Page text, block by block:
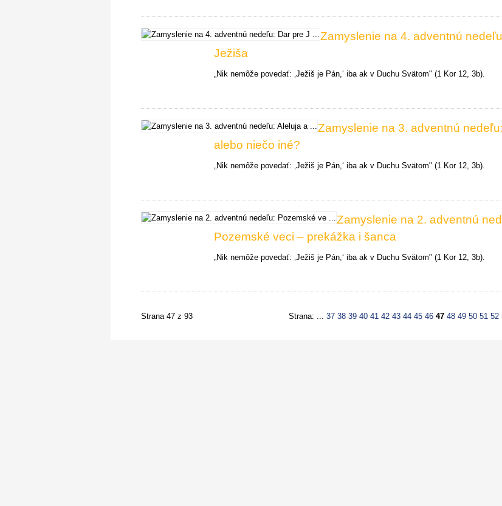
Zamyslenie na 4. adventnú
Ježiša
„Nik nemôže povedať: ‚Ježiš je Pán,‘ iba ak v Duchu Svätom" (1 Kor 12, 3b).
Zamyslenie na 3. adventnú
alebo niečo iné?
„Nik nemôže povedať: ‚Ježiš je Pán,‘ iba ak v Duchu Svätom" (1 Kor 12, 3b).
Zamyslenie na 2. adventnú
Pozemské veci – prekážka i šanca
„Nik nemôže povedať: ‚Ježiš je Pán,‘ iba ak v Duchu Svätom" (1 Kor 12, 3b).
Strana: ... 37 38 39 40 41 42 43 44 45 46 47 48 49 50 51 52
Strana 47 z 93